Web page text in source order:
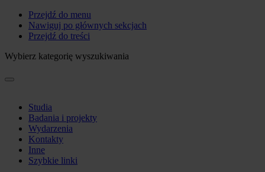
Przejdź do menu
Nawiguj po głównych sekcjach
Przejdź do treści
Wybierz kategorię wyszukiwania
Studia
Badania i projekty
Wydarzenia
Kontakty
Inne
Szybkie linki